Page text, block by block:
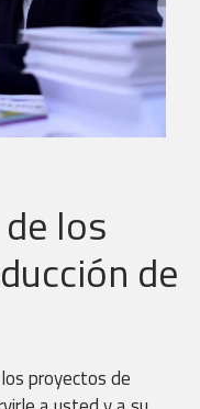
los
de
proyectos de